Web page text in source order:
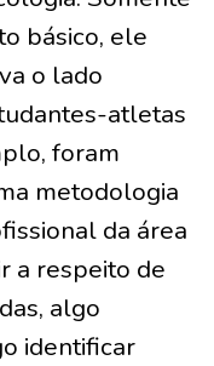
básico, ele
o lado
atletas
foram
metodologia
da área
a respeito de
algo
identificar